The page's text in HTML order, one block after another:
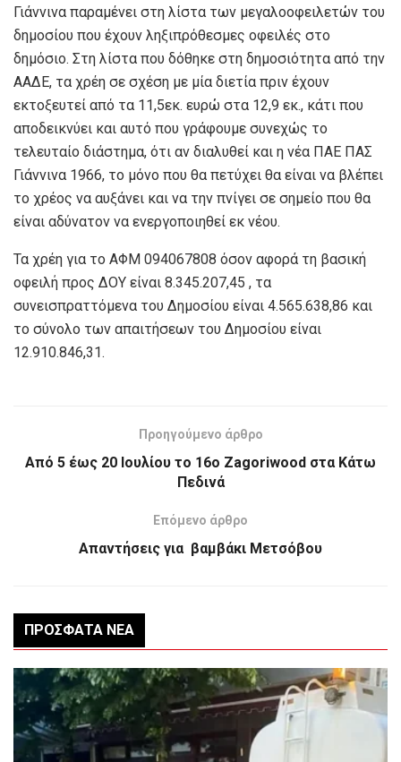
Γιάννινα παραμένει στη λίστα των μεγαλοοφειλετών του
δημοσίου που έχουν ληξιπρόθεσμες οφειλές στο
δημόσιο. Στη λίστα που δόθηκε στη δημοσιότητα από την
ΑΑΔΕ, τα χρέη σε σχέση με μία διετία πριν έχουν
εκτοξευτεί από τα 11,5εκ. ευρώ στα 12,9 εκ., κάτι που
αποδεικνύει και αυτό που γράφουμε συνεχώς το
τελευταίο διάστημα, ότι αν διαλυθεί και η νέα ΠΑΕ ΠΑΣ
Γιάννινα 1966, το μόνο που θα πετύχει θα είναι να βλέπει
το χρέος να αυξάνει και να την πνίγει σε σημείο που θα
είναι αδύνατον να ενεργοποιηθεί εκ νέου.
Τα χρέη για το ΑΦΜ 094067808 όσον αφορά τη βασική
οφειλή προς ΔΟΥ είναι 8.345.207,45 , τα
συνεισπραττόμενα του Δημοσίου είναι 4.565.638,86 και
το σύνολο των απαιτήσεων του Δημοσίου είναι
12.910.846,31.
Προηγούμενο άρθρο
Από 5 έως 20 Ιουλίου το 16ο Zagoriwood στα Κάτω
Πεδινά
Επόμενο άρθρο
Απαντήσεις για βαμβάκι Μετσόβου
ΠΡΌΣΦΑΤΑ ΝΈΑ